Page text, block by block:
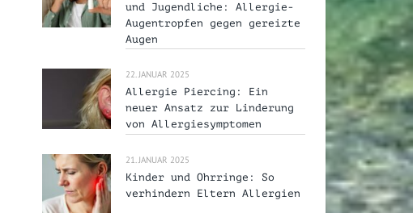
und Jugendliche: Allergie-
Augentropfen gegen gereizte
Augen
22. JANUAR 2025
Allergie Piercing: Ein
neuer Ansatz zur Linderung
von Allergiesymptomen
21. JANUAR 2025
Kinder und Ohrringe: So
verhindern Eltern Allergien